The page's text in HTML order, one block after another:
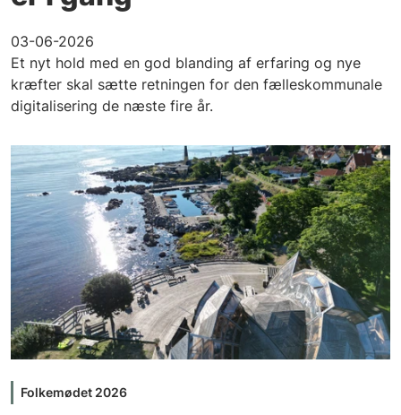
03-06-2026
Et nyt hold med en god blanding af erfaring og nye
kræfter skal sætte retningen for den fælleskommunale
digitalisering de næste fire år.
Folkemødet 2026